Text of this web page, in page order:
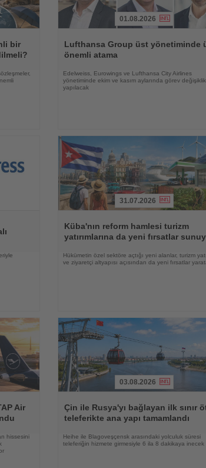
bir
Oku
01.08.2026
Lufthansa Group üst yönetiminde
önemli atama
Edelweiss, Eurowings ve Lufthansa City Airlines
yönetiminde ekim ve kasım aylarında görev
yapılacak
Oku
31.07.2026
Küba'nın reform hamlesi turizm
yatırımlarına da yeni fırsatlar
Hükümetin özel sektöre açtığı yeni alanlar, turizm
ve ziyaretçi altyapısı açısından da yeni fırsatlar
Air
hissesini
Oku
03.08.2026
Çin ile Rusya'yı bağlayan ilk sınır
teleferikte ana yapı tamamlandı
Heihe ile Blagoveşçensk arasındaki yolculuk süresi
teleferiğin hizmete girmesiyle 6 ila 8 dakikaya inecek